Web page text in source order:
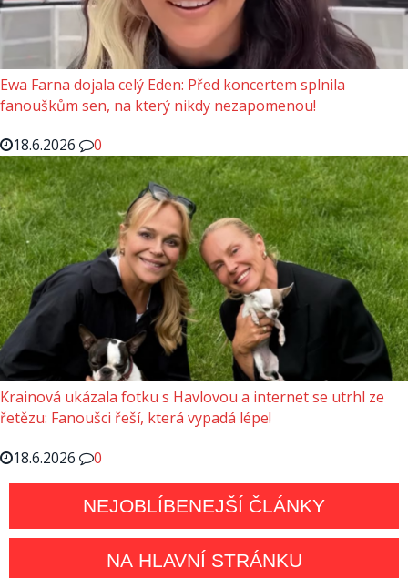
Ewa Farna dojala celý Eden: Před koncertem splnila
fanouškům sen, na který nikdy nezapomenou!
18.6.2026
0
Krainová ukázala fotku s Havlovou a internet se utrhl ze
řetězu: Fanoušci řeší, která vypadá lépe!
18.6.2026
0
NEJOBLÍBENEJŠÍ ČLÁNKY
NA HLAVNÍ STRÁNKU